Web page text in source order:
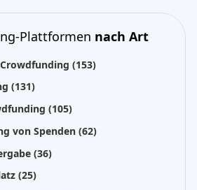
Plattformen nach Art
(153)
(131)
(105)
von Spenden (62)
(36)
(25)